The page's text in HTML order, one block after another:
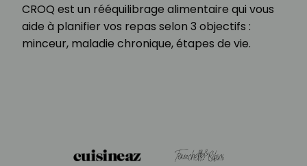
CROQ est un rééquilibrage alimentaire qui vous
aide à planifier vos repas selon 3 objectifs :
minceur, maladie chronique, étapes de vie.